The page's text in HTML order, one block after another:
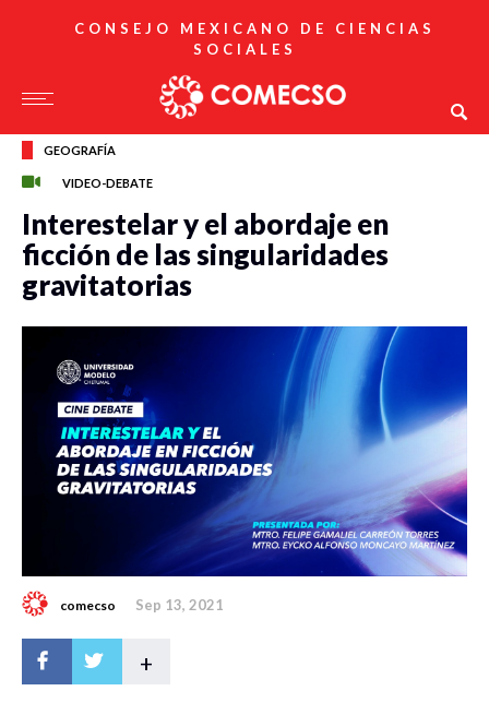
CONSEJO MEXICANO DE CIENCIAS
SOCIALES
GEOGRAFÍA
VIDEO-DEBATE
Interestelar y el abordaje en
ficción de las singularidades
gravitatorias
comecso Sep 13, 2021
+